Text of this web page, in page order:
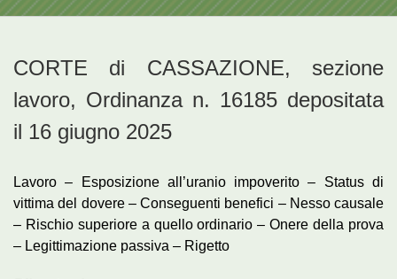
CORTE di CASSAZIONE, sezione
lavoro, Ordinanza n. 16185 depositata
il 16 giugno 2025
Lavoro – Esposizione all’uranio impoverito – Status di
vittima del dovere – Conseguenti benefici – Nesso causale
– Rischio superiore a quello ordinario – Onere della prova
– Legittimazione passiva – Rigetto